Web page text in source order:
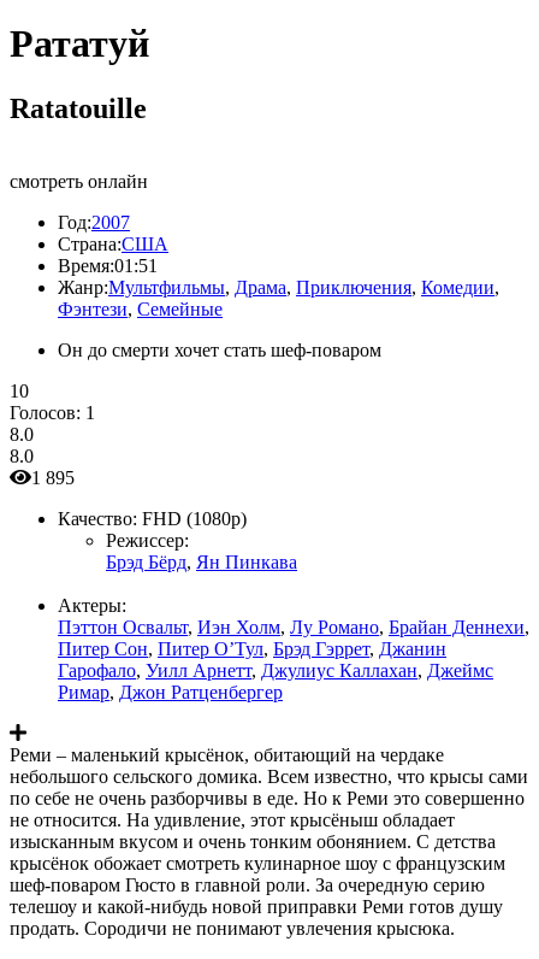
Рататуй
Ratatouille
смотреть онлайн
Год:2007
Страна:США
Время:01:51
Жанр:Мультфильмы, Драма, Приключения, Комедии,
Фэнтези, Семейные
Он до смерти хочет стать шеф-поваром
10
Голосов: 1
8.0
8.0
1 895
Качество: FHD (1080p)
Режиссер:
Брэд Бёрд, Ян Пинкава
Актеры:
Пэттон Освальт, Иэн Холм, Лу Романо, Брайан Деннехи,
Питер Сон, Питер О’Тул, Брэд Гэррет, Джанин
Гарофало, Уилл Арнетт, Джулиус Каллахан, Джеймс
Римар, Джон Ратценбергер
Реми – маленький крысёнок, обитающий на чердаке
небольшого сельского домика. Всем известно, что крысы сами
по себе не очень разборчивы в еде. Но к Реми это совершенно
не относится. На удивление, этот крысёныш обладает
изысканным вкусом и очень тонким обонянием. С детства
крысёнок обожает смотреть кулинарное шоу с французским
шеф-поваром Гюсто в главной роли. За очередную серию
телешоу и какой-нибудь новой приправки Реми готов душу
продать. Сородичи не понимают увлечения крысюка.